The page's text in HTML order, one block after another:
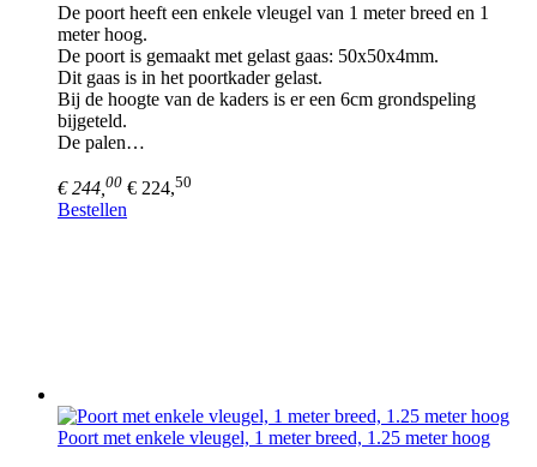
De poort heeft een enkele vleugel van 1 meter breed en 1
meter hoog.
De poort is gemaakt met gelast gaas: 50x50x4mm.
Dit gaas is in het poortkader gelast.
Bij de hoogte van de kaders is er een 6cm grondspeling
bijgeteld.
De palen…
€ 244, 00 € 224,50
Bestellen
Poort met enkele vleugel, 1 meter breed, 1.25 meter hoog